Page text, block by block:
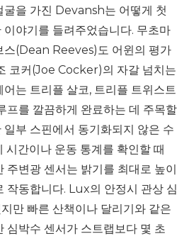
굴을 가진 Devansh는 어떻게 첫
야기를 들려주었습니다. 무초마
스(Dean Reeves)도 어윈의 평가
코커(Joe Cocker)의 자갈 넘치는
는 트리플 살코, 트리플 트위스트
프를 깔끔하게 완료하는 데 주목할
부 스핀에서 동기화되지 않은 수
시간이나 운동 통계를 확인할 때
주변광 센서는 밝기를 최대로 높이
작동합니다. Lux의 안정시 관상 심
만 빠른 산책이나 달리기와 같은
심박수 센서가 스트랩보다 몇 초